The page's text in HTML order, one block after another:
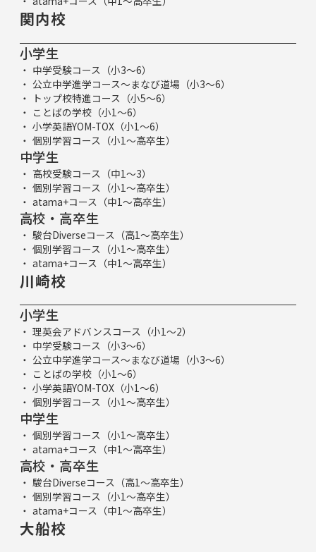
関内校
小学生
中学受験コース（小3～6）
公立中学進学コース～まなび道場（小3～6）
トップ校特進コース（小5～6）
ことばの学校（小1～6）
小学英語YOM-TOX（小1～6）
個別学習コース（小1～高卒生）
中学生
高校受験コース（中1～3）
個別学習コース（小1～高卒生）
atama+コース（中1～高卒生）
高校・高卒生
駿台Diverseコース（高1～高卒生）
個別学習コース（小1～高卒生）
atama+コース（中1～高卒生）
川崎校
小学生
理英会アドバンスコース（小1～2）
中学受験コース（小3～6）
公立中学進学コース～まなび道場（小3～6）
ことばの学校（小1～6）
小学英語YOM-TOX（小1～6）
個別学習コース（小1～高卒生）
中学生
個別学習コース（小1～高卒生）
atama+コース（中1～高卒生）
高校・高卒生
駿台Diverseコース（高1～高卒生）
個別学習コース（小1～高卒生）
atama+コース（中1～高卒生）
大船校